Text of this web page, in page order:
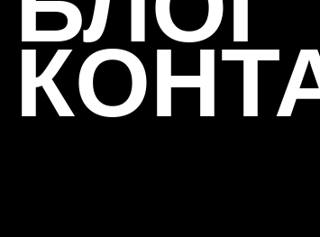
Разработка брендбука Ритейл-дизайн